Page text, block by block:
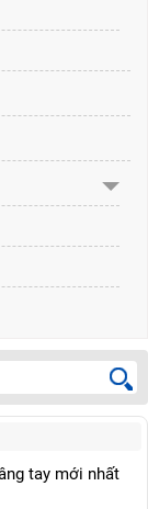
tay mới nhất